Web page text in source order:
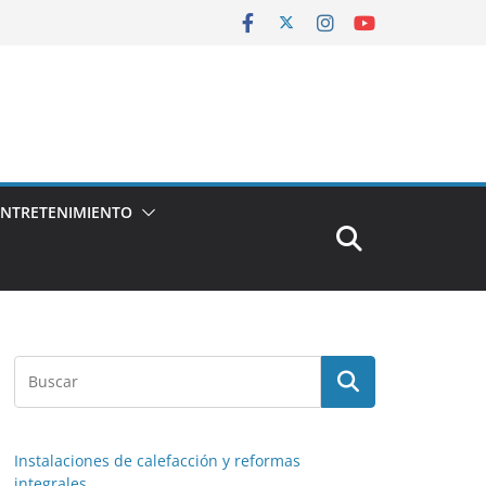
Instalaciones de calefacción y reformas